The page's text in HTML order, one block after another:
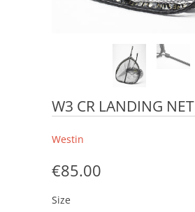
W3 CR LANDING NET
Westin
€85.00
Size